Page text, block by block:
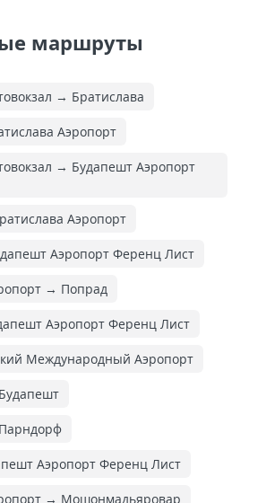
маршруты
→ Братислава
Аэропорт
→ Будапешт Аэропорт
Аэропорт
Аэропорт Ференц Лист
→ Попрад
Аэропорт Ференц Лист
Международный Аэропорт
Аэропорт Ференц Лист
→ Мошонмадьяровар